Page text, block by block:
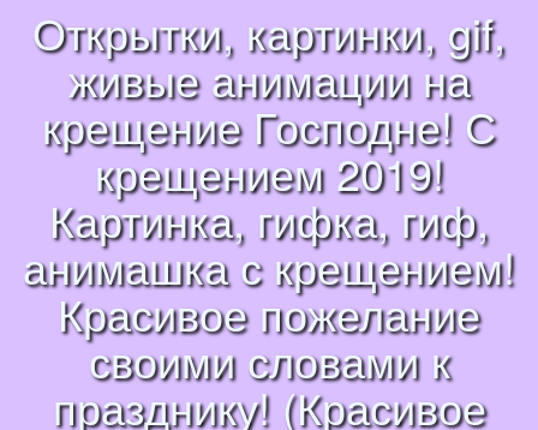
Открытки, картинки, gif,
живые анимации на
крещение Господне! С
крещением 2019!
Картинка, гифка, гиф,
анимашка с крещением!
Красивое пожелание
своими словами к
празднику! (Красивое